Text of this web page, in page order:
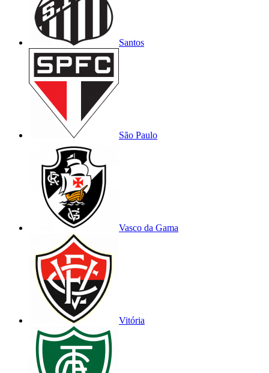
Santos
São Paulo
Vasco da Gama
Vitória